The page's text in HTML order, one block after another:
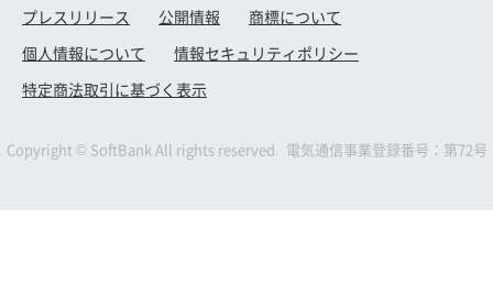
プレスリリース 公開情報
商標について
個人情報について
情報セキュリティポリシー
特定商法取引に基づく表示
Copyright © SoftBank All rights reserved. 電気通信事業登録番号：第72号